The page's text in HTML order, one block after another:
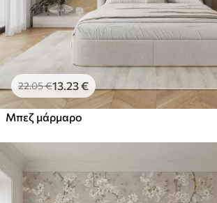
22.05€13 .23€
Μπεζ μάρμαρο